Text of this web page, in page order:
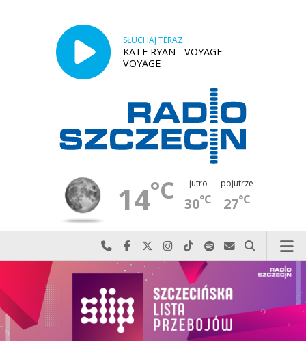
SŁUCHAJ TERAZ
KATE RYAN - VOYAGE
VOYAGE
14°C jutro
30°C
pojutrze
27°C
Najlepiej po prostu do nas zadzwoń
Odwiedź nas na Facebook-u
Odwiedź nas na X
Odwiedź nas na Instagram-ie
Odwiedź nas na TikTok-u
Szukaj nas na Spotify
Wyślij do nas
Szukaj